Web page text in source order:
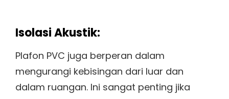
Isolasi Akustik:
Plafon PVC juga berperan dalam
mengurangi kebisingan dari luar dan
dalam ruangan. Ini sangat penting jika